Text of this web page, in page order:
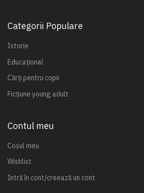
Categorii Populare
Istorie
Educațional
Cărți pentru copii
Ficțiune young adult
Contul meu
Coșul meu
Wishlist
Intră în cont/creează un cont